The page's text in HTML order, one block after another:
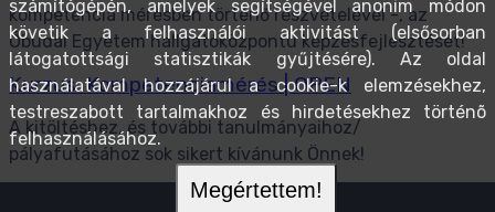
kompetencia mérésben történő részvételével -, az
Óbudai Egyetem hallgatóközpontú képzésfejlesztését!
Kurzus: Kompetenciamérés | OPEN
A kitöltéshez, és további tanulmányaihoz/
pályafutásához sok sikert kívánunk Önnek!
számítógépén, amelyek segítségével anonim módon
követik a felhasználói aktivitást (elsősorban
látogatottsági statisztikák gyűjtésére). Az oldal
használatával hozzájárul a cookie-k elemzésekhez,
testreszabott tartalmakhoz és hirdetésekhez történõ
felhasználásához.
Megértettem!